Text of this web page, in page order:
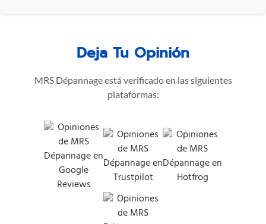
Deja Tu Opinión
MRS Dépannage está verificado en las siguientes
plataformas: